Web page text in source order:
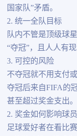
国家队”矛盾。
2. 统一全队目标
队内不管是顶级球
“夺冠”，且人人有现
3. 可控的风险
不夺冠就不用支付
夺冠后来自FIFA的
甚至超过奖金支出。
2. 奖金如何影响球员
足球爱好者在看比